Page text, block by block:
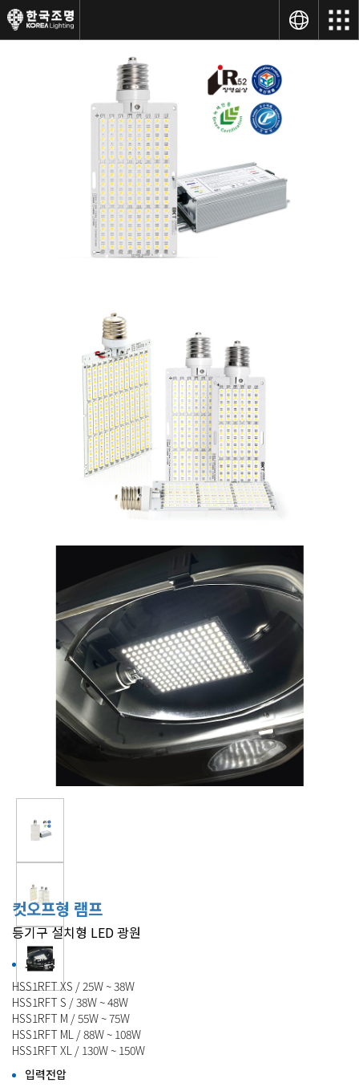
컷오프형 램프
등기구 설치형 LED 광원
모델명
HSS1RFT XS / 25W ~ 38W
HSS1RFT S / 38W ~ 48W
HSS1RFT M / 55W ~ 75W
HSS1RFT ML / 88W ~ 108W
HSS1RFT XL / 130W ~ 150W
입력전압